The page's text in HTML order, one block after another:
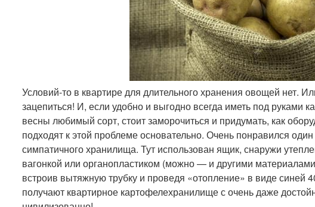
Условий-то в квартире для длительного хранения овощей нет.
зацепиться! И, если удобно и выгодно всегда иметь под руками
весны любимый сорт, стоит заморочиться и придумать, как
подходят к этой проблеме основательно. Очень понравился
симпатичного хранилища. Тут использован ящик, снаружи
вагонкой или органопластиком (можно — и другими
встроив вытяжную трубку и проведя «отопление» в виде
получают квартирное картофелехранилище с очень даже